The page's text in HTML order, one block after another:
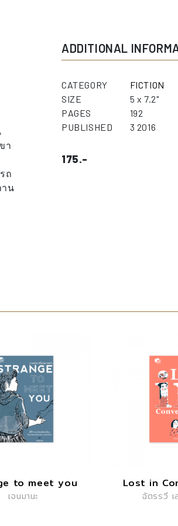
า
ถ
าน
ADDITIONAL
CATEGORY
FICTION
SIZE
5 x 7.2"
PAGES
192
PUBLISHED
3 2016
175.-
to meet you
เจนมานะ
Lost in
ฉัตรรวี